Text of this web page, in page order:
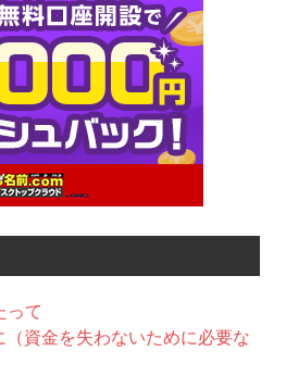
って
（資金を失わないために必要な